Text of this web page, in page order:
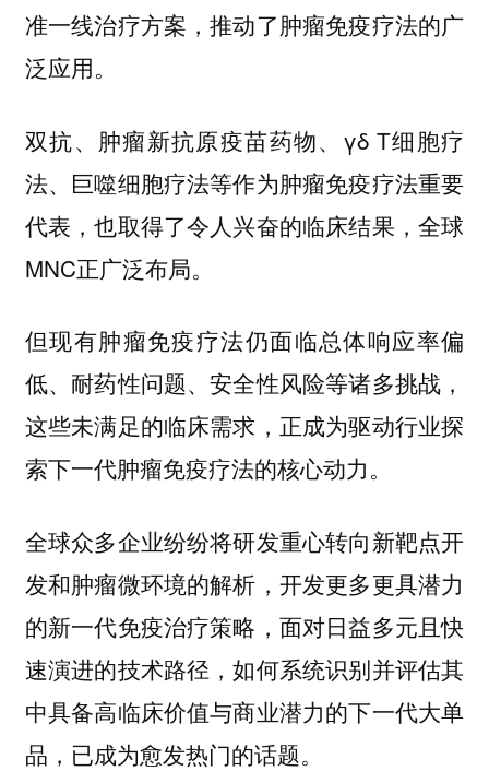
准一线治疗方案，推动了肿瘤免疫疗法的广
泛应用。
双抗、肿瘤新抗原疫苗药物、γδ T细胞疗
法、巨噬细胞疗法等作为肿瘤免疫疗法重要
代表，也取得了令人兴奋的临床结果，全球
MNC正广泛布局。
但现有肿瘤免疫疗法仍面临总体响应率偏
低、耐药性问题、安全性风险等诸多挑战，
这些未满足的临床需求，正成为驱动行业探
索下一代肿瘤免疫疗法的核心动力。
全球众多企业纷纷将研发重心转向新靶点开
发和肿瘤微环境的解析，开发更多更具潜力
的新一代免疫治疗策略，面对日益多元且快
速演进的技术路径，如何系统识别并评估其
中具备高临床价值与商业潜力的下一代大单
品，已成为愈发热门的话题。